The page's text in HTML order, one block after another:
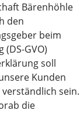
Bärenhöhle
den
beim
GVO)
soll
Kunden
sein.
die